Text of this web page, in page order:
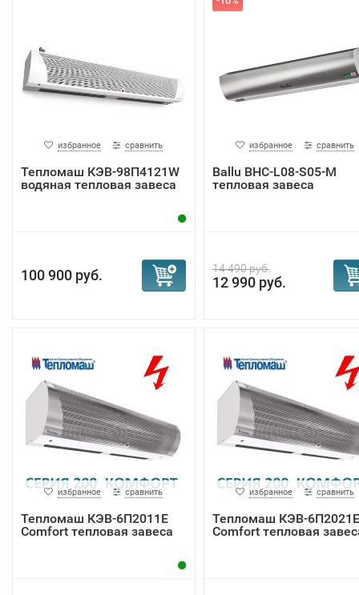
избранное сравнить
Тепломаш КЭВ-98П4121W
водяная тепловая завеса
100 900 руб.
избранное сравнить
Ballu BHC-L08-S05-M
тепловая завеса
14 490 руб.
12 990 руб.
избранное сравнить
Тепломаш КЭВ-6П2011Е
Comfort тепловая завеса
избранное сравнить
Тепломаш КЭВ-6П2021Е
Comfort тепловая